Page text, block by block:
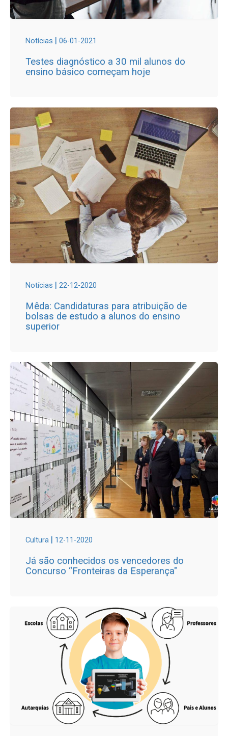
Notícias | 06-01-2021
Testes diagnóstico a 30 mil alunos do
ensino básico começam hoje
Notícias | 22-12-2020
Mêda: Candidaturas para atribuição de
bolsas de estudo a alunos do ensino
superior
Cultura | 12-11-2020
Já são conhecidos os vencedores do
Concurso “Fronteiras da Esperança"